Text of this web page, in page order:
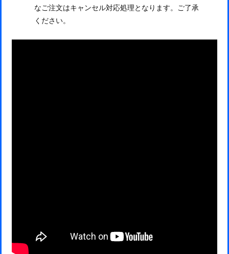
なご注文はキャンセル対応処理となります。ご了承
ください。